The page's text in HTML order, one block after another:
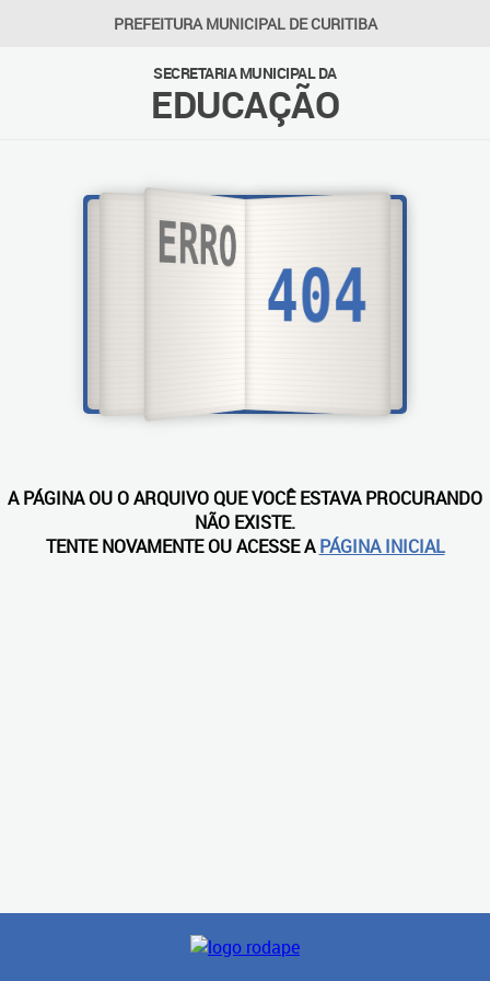
PREFEITURA MUNICIPAL DE CURITIBA
SECRETARIA MUNICIPAL DA
EDUCAÇÃO
A PÁGINA OU O ARQUIVO QUE VOCÊ ESTAVA PROCURANDO
NÃO EXISTE.
TENTE NOVAMENTE OU ACESSE APÁGINA INICIAL